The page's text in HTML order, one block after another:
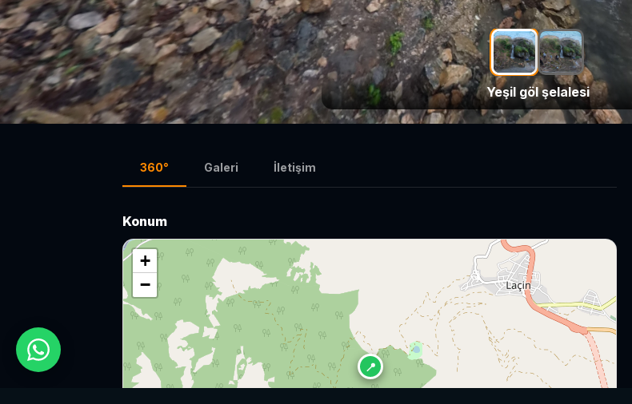
Yeşil göl şelalesi
Yeşil göl
Yeşil göl şelalesi
360° Galeri İletişim
Konum
📍
+
−